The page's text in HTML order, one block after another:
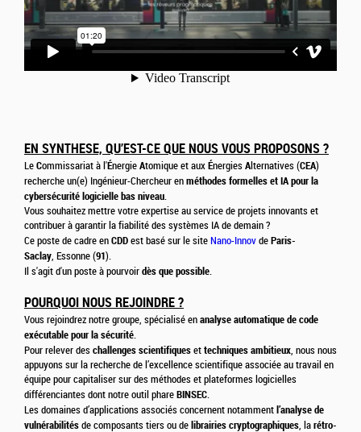
EN SYNTHESE, QU’EST-CE QUE NOUS VOUS PROPOSONS ?
Le Commissariat à l'Énergie Atomique et aux Énergies A lternatives (CEA)
recherche un(e) Ingénieur-Chercheur en méthodes formelles et IA pour la
cybersécurité logicielle bas niveau
Vous souhaitez mettre votre expertise au service de projets innovants et
contribuer à garantir la fiabilité des systèmes IA de demain ?
Ce poste de cadre en CDD est basé sur le site Nano-Innov de Paris-
Saclay , Essonne (91).
Il s'agit d'un poste à pourvoir dès que possible
POURQUOI NOUS REJOINDRE ?
Vous rejoindrez notre groupe, spécialisé en analyse automatique de code
exécutable pour la sécurité
Pour relever des challengesscientifiques et techniquesambitieux , nous nous
appuyons sur la recherche de l’excellence scientifique associée au travail en
équipe pour capitaliser sur des méthodes et plateformes logicielles
différenciantes dont notre outil phare BINSEC
Les domaines d’applications associés concernent notamment l’analyse de
vulnérabilités de composants tiers ou de librairies cryptographiques , la rétro-